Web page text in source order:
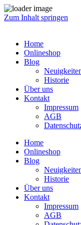
Zum Inhalt springen
Home
Onlineshop
Blog
Historie
Über uns
Kontakt
Impressum
AGB
Home
Onlineshop
Blog
Historie
Über uns
Kontakt
Impressum
AGB